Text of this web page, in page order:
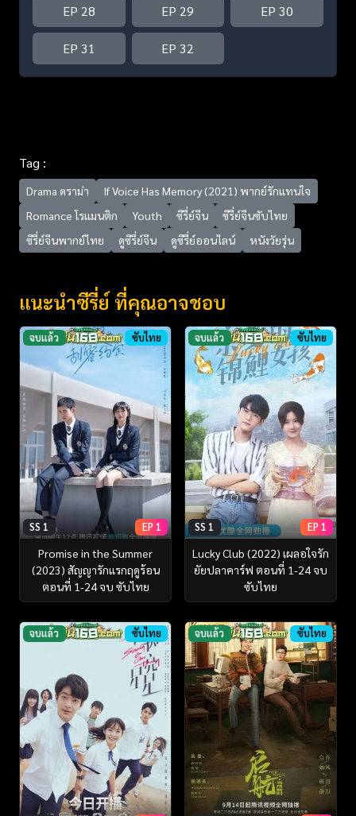
EP 28 EP 29 EP 30
EP 31 EP 32
Tag :
Drama ดราม่า
If Voice Has Memory (2021) พากย์รักแทนใจ
Romance โรแมนติก
Youth ซีรี่ย์จีน
ซีรี่ย์จีนซับไทย
ซีรี่ย์จีนพากย์ไทย
ดูซีรี่ย์จีน ดูซีรี่ย์ออนไลน์ หนังวัยรุ่น
แนะนำซีรี่ย์ ที่คุณอาจชอบ
จบแล้ว ซับไทย
SS 1 EP 1
Promise in the Summer
(2023) สัญญารักแรกฤดูร้อน
ตอนที่ 1-24 จบ ซับไทย
จบแล้ว ซับไทย
SS 1 EP 1
Lucky Club (2022) เผลอใจรัก
ยัยปลาคาร์ฟ ตอนที่ 1-24 จบ
ซับไทย
จบแล้ว ซับไทย จบแล้ว ซับไทย